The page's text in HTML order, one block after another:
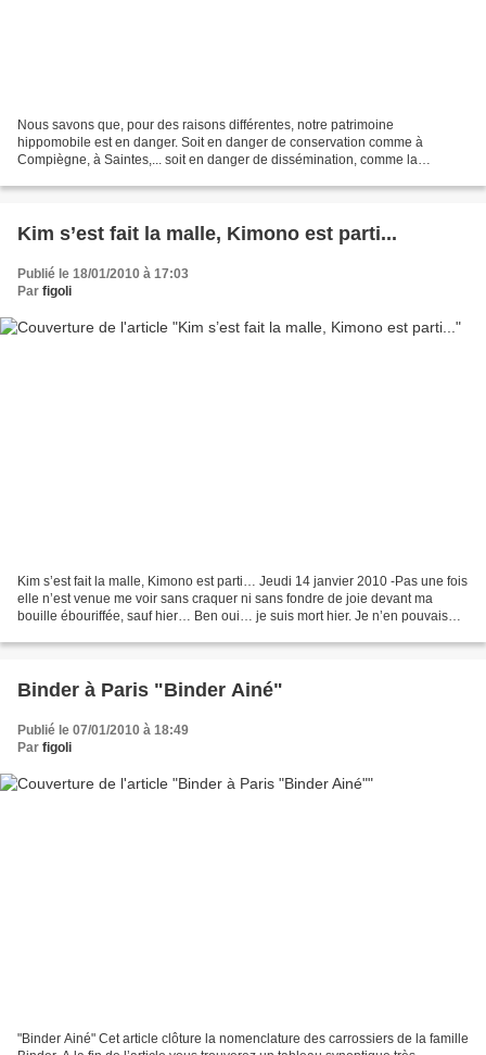
Nous savons que, pour des raisons différentes, notre patrimoine
hippomobile est en danger. Soit en danger de conservation comme à
Compiègne, à Saintes,... soit en danger de dissémination, comme la
Kim s’est fait la malle, Kimono est parti...
Publié le 18/01/2010 à 17:03
Par figoli
Kim s’est fait la malle, Kimono est parti… Jeudi 14 janvier 2010 -Pas une fois
elle n’est venue me voir sans craquer ni sans fondre de joie devant ma
bouille ébouriffée, sauf hier… Ben oui… je suis mort hier. Je n’en pouvais
Binder à Paris "Binder Ainé"
Publié le 07/01/2010 à 18:49
Par figoli
"Binder Ainé" Cet article clôture la nomenclature des carrossiers de la famille